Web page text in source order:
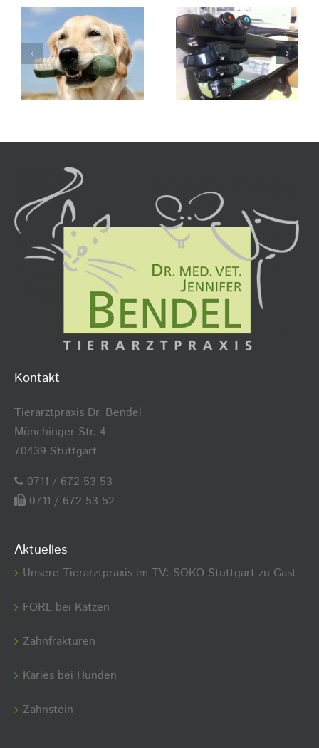
Kontakt
Tierarztpraxis Dr. Bendel
Münchinger Str. 4
70439 Stuttgart
0711 / 672 53 53
0711 / 672 53 52
Aktuelles
Unsere Tierarztpraxis im TV: SOKO Stuttgart zu Gast
FORL bei Katzen
Zahnfrakturen
Karies bei Hunden
Zahnstein